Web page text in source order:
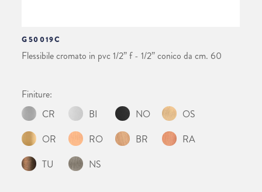
G50019C
Flessibile cromato in pvc 1/2” f - 1/2” conico da cm. 60
Finiture:
CR
BI NO
OS
OR
RO BR
RA
TU
NS